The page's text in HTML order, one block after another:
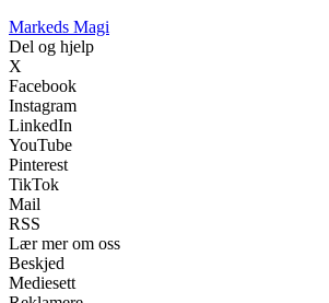
Markeds Magi
Del og hjelp
X
Facebook
Instagram
LinkedIn
YouTube
Pinterest
TikTok
Mail
RSS
Lær mer om oss
Beskjed
Mediesett